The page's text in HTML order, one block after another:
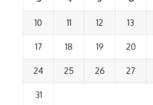
10 11 12 13
17 18 19 20
24 25 26 27
31